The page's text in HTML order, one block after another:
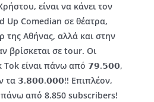
είναι να κάνει τον
Up Comedian σε θέατρα,
της Αθήνας, αλλά και στην
βρίσκεται σε tour. Οι
Tok είναι πάνω από 𝟳𝟵.𝟱𝟬𝟬,
τα 𝟯.𝟴𝟬𝟬.𝟬𝟬𝟬!! Επιπλέον,
πάνω από 8.850 subscribers!